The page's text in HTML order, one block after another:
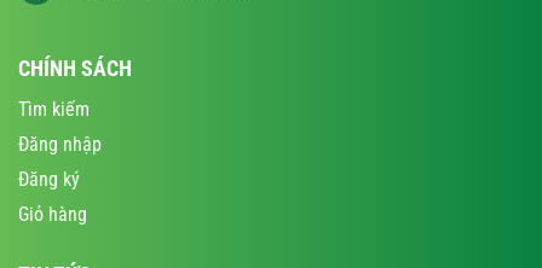
CHÍNH SÁCH
Tìm kiếm
Đăng nhập
Đăng ký
Giỏ hàng